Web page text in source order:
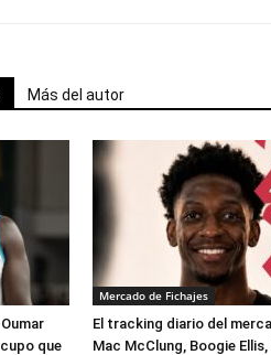
Más del autor
que
Mercado de Fichajes
El tracking diario del
Mac McClung, Boogie Ellis,